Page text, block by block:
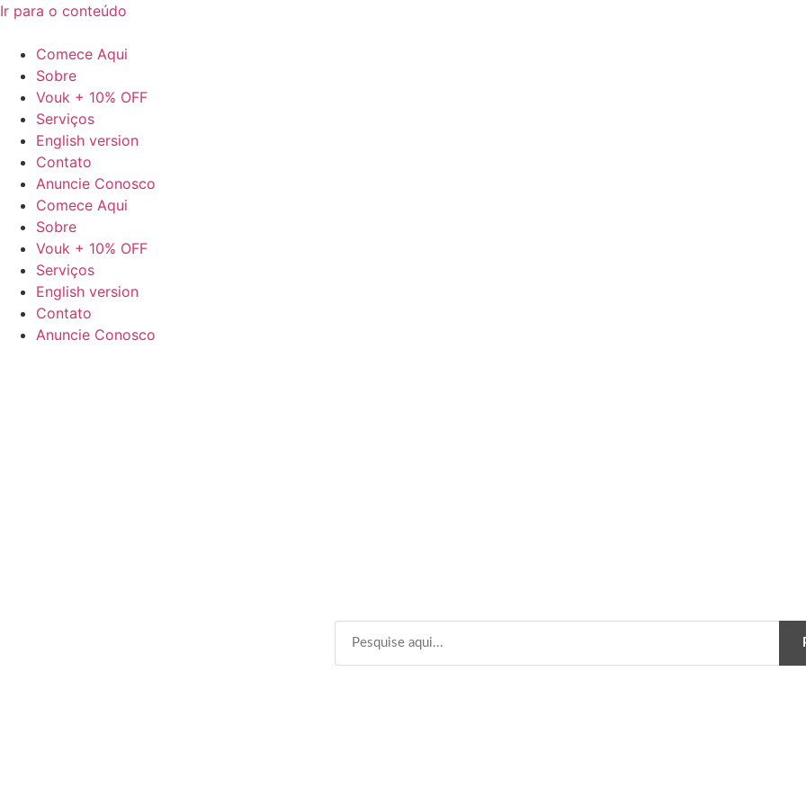
Ir para o conteúdo
Comece Aqui
Sobre
Vouk + 10% OFF
Serviços
English version
Contato
Anuncie Conosco
Comece Aqui
Sobre
Vouk + 10% OFF
Serviços
English version
Contato
Anuncie Conosco